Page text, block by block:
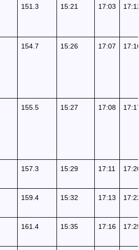
151.3 15:21 17:03
154.7 15:26 17:07
155.5 15:27 17:08
157.3 15:29 17:11
159.4 15:32 17:13
161.4 15:35 17:16